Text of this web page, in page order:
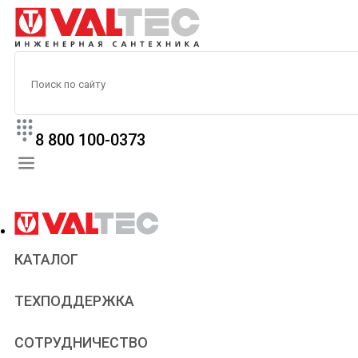
8 800 100-0373
КАТАЛОГ
ТЕХПОДДЕРЖКА
Паспорта и сертификаты
Статьи
СОТРУДНИЧЕСТВО
Сантехникам